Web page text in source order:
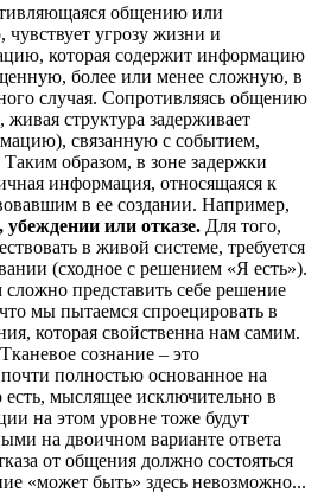
общению или
чувствует угрозу жизни и
которая содержит информацию
более или менее сложную, в
случая. Сопротивляясь общению
живая структура задерживает
связанную с событием,
Таким образом, в зоне задержки
информация, относящаяся к
в ее создании. Например,
или отказе. Для того,
в живой системе, требуется
(сходное с решением «Я есть»).
представить себе решение
мы пытаемся спроецировать в
которая свойственна нам самим.
Тканевое сознание – это
полностью основанное на
мыслящее исключительно в
на этом уровне тоже будут
на двоичном варианте ответа
от общения должно состояться
«может быть» здесь невозможно...